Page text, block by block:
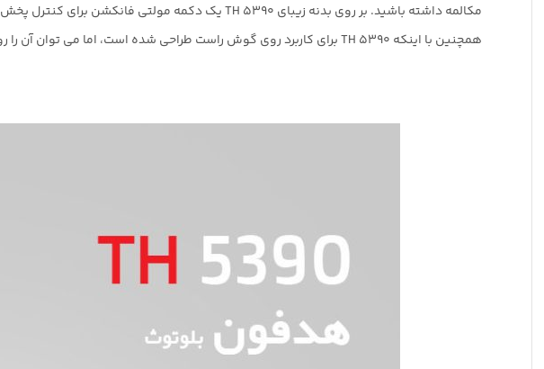
مکالمه داشته باشید. بر روی بدنه زیبای TH 5390 یک دکمه مولتی فانکشن برای کنترل پخش موسیقی و پاسخگویی به تماس تعبیه شده است.
همچنین با اینکه TH 5390 برای کاربرد روی گوش راست طراحی شده است، اما می توان آن را روی گوش چپ نیز به کار برد.